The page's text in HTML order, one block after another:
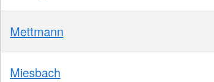
Mettmann
Miesbach